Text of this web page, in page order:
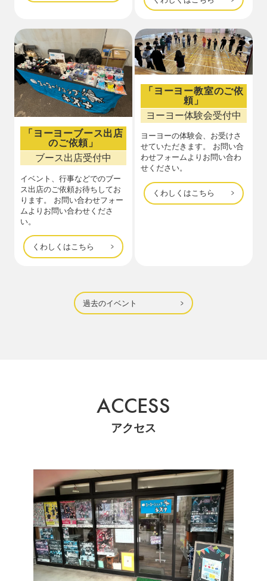
「ヨーヨーブース出店
のご依頼」
ブース出店受付中
イベント、行事などでのブー
ス出店のご依頼お待ちしてお
ります。 お問い合わせフォー
ムよりお問い合わせくださ
い。
くわしくはこちら
「ヨーヨー教室のご依
頼」
ヨーヨー体験会受付中
ヨーヨーの体験会、お受けさ
せていただきます。 お問い合
わせフォームよりお問い合わ
せください。
くわしくはこちら
過去のイベント
ACCESS
アクセス